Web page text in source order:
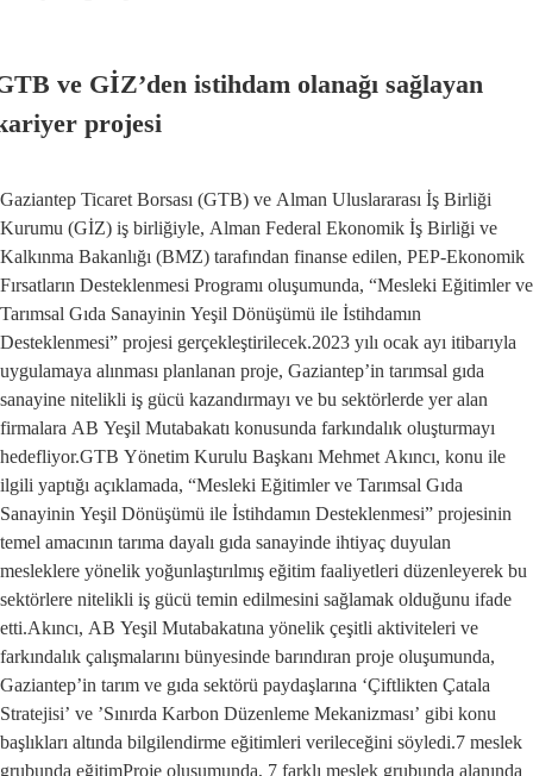
ve GİZ’den istihdam olanağı sağlayan
projesi
Gaziantep Ticaret Borsası (GTB) ve Alman Uluslararası İş Birliği
Kurumu (GİZ) iş birliğiyle, Alman Federal Ekonomik İş Birliği ve
Kalkınma Bakanlığı (BMZ) tarafından finanse edilen, PEP-Ekonomik
Fırsatların Desteklenmesi Programı oluşumunda, “Mesleki Eğitimler ve
Tarımsal Gıda Sanayinin Yeşil Dönüşümü ile İstihdamın
Desteklenmesi” projesi gerçekleştirilecek.2023 yılı ocak ayı itibarıyla
uygulamaya alınması planlanan proje, Gaziantep’in tarımsal gıda
sanayine nitelikli iş gücü kazandırmayı ve bu sektörlerde yer alan
firmalara AB Yeşil Mutabakatı konusunda farkındalık oluşturmayı
hedefliyor.GTB Yönetim Kurulu Başkanı Mehmet Akıncı, konu ile
ilgili yaptığı açıklamada, “Mesleki Eğitimler ve Tarımsal Gıda
Sanayinin Yeşil Dönüşümü ile İstihdamın Desteklenmesi” projesinin
temel amacının tarıma dayalı gıda sanayinde ihtiyaç duyulan
mesleklere yönelik yoğunlaştırılmış eğitim faaliyetleri düzenleyerek bu
sektörlere nitelikli iş gücü temin edilmesini sağlamak olduğunu ifade
etti.Akıncı, AB Yeşil Mutabakatına yönelik çeşitli aktiviteleri ve
farkındalık çalışmalarını bünyesinde barındıran proje oluşumunda,
Gaziantep’in tarım ve gıda sektörü paydaşlarına ‘Çiftlikten Çatala
Stratejisi’ ve ’Sınırda Karbon Düzenleme Mekanizması’ gibi konu
başlıkları altında bilgilendirme eğitimleri verileceğini söyledi.7 meslek
grubunda eğitimProje oluşumunda, 7 farklı meslek grubunda alanında